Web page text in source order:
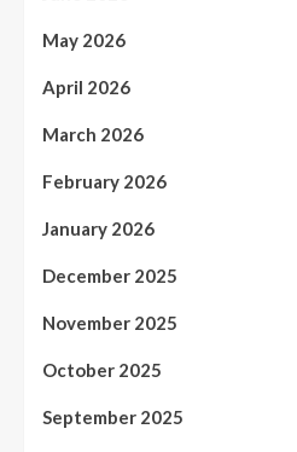
May 2026
April 2026
March 2026
February 2026
January 2026
December 2025
November 2025
October 2025
September 2025